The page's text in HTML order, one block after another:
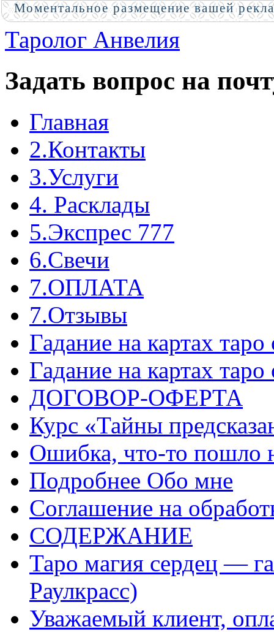
Таролог Анвелия
Задать вопрос на
Главная
2.Контакты
3.Услуги
4. Расклады
5.Экспрес 777
6.Свечи
7.ОПЛАТА
7.Отзывы
Гадание на картах
Гадание на картах
ДОГОВОР-ОФЕРТА
Курс «Тайны
Ошибка, что-то пошло
Подробнее Обо мне
Соглашение на
СОДЕРЖАНИЕ
Таро магия сердец —
Раулкрасс)
Уважаемый клиент,
Моментальное размещение вашей